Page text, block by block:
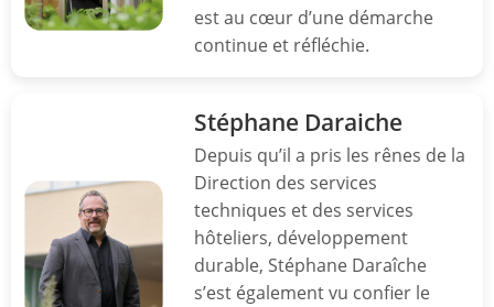
est au cœur d’une démarche
continue et réfléchie.
Stéphane Daraiche
Depuis qu’il a pris les rênes de la
Direction des services
techniques et des services
hôteliers, développement
durable, Stéphane Daraîche
s’est également vu confier le